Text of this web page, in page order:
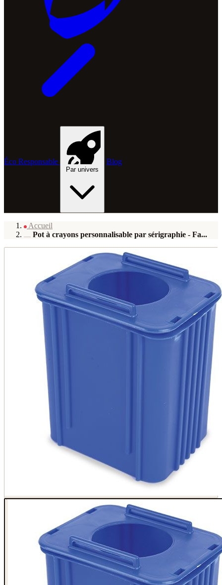
Éco Responsable
Par univers
Blog
Accueil
Pot à crayons personnalisable par sérigraphie - Fa...